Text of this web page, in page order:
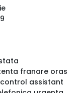
franare oras
assistant